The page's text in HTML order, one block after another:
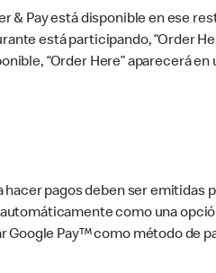
& Pay está disponible en ese
está participando, “Order
“Order Here” aparecerá
pagos deben ser emitidas
como una
Google Pay™ como método de